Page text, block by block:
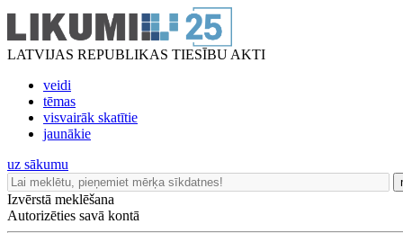
LATVIJAS REPUBLIKAS TIESĪBU AKTI
veidi
tēmas
visvairāk skatītie
jaunākie
uz sākumu
Izvērstā meklēšana
Autorizēties savā kontā